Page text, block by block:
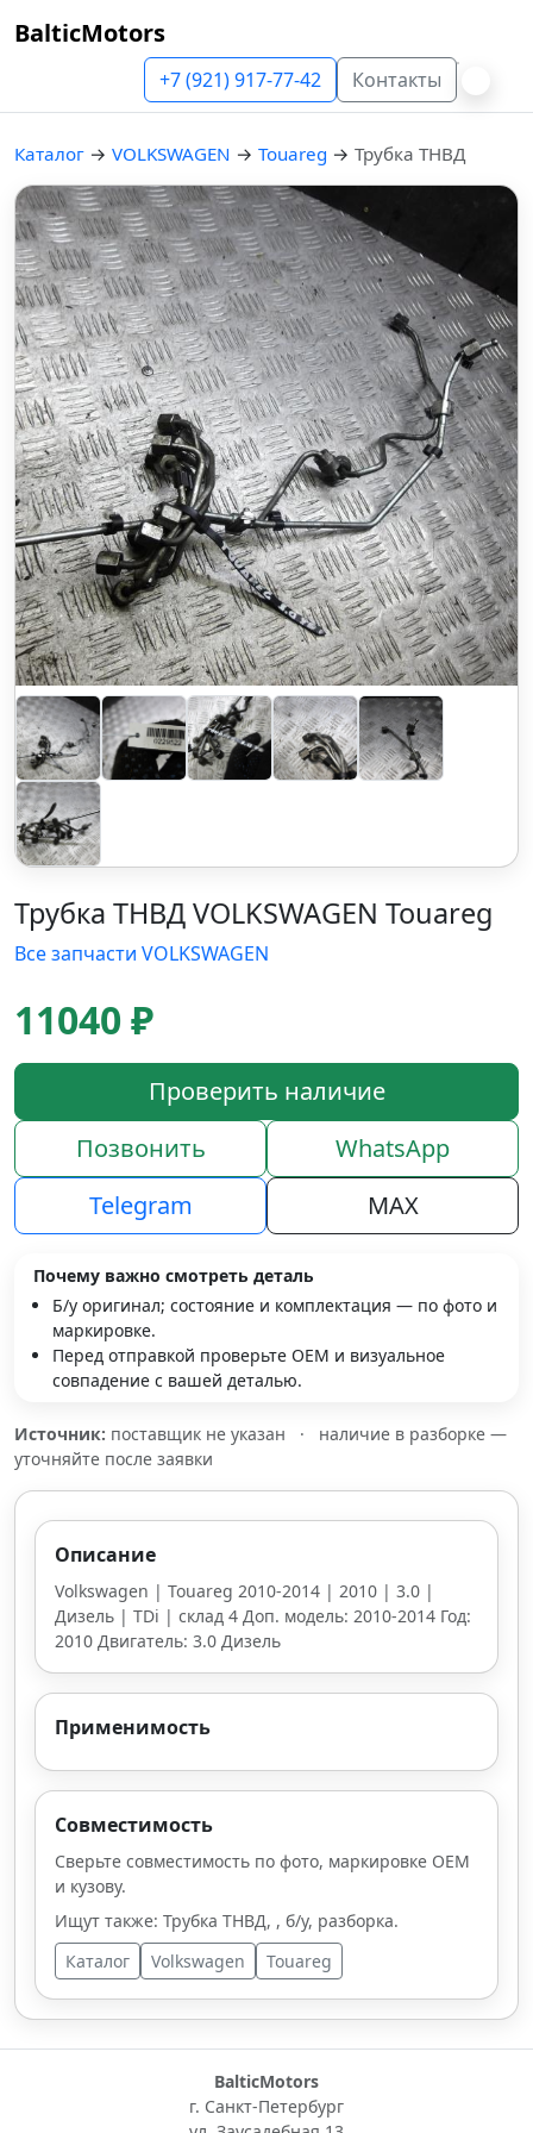
BalticMotors
+7 (921) 917-77-42 Контакты
Каталог → VOLKSWAGEN → Touareg → Трубка ТНВД
Трубка ТНВД VOLKSWAGEN Touareg
Все запчасти VOLKSWAGEN
11040 ₽
Проверить наличие
Позвонить
WhatsApp
Telegram
MAX
Почему важно смотреть деталь
Б/у оригинал; состояние и комплектация — по фото и
маркировке.
Перед отправкой проверьте OEM и визуальное
совпадение с вашей деталью.
Источник: поставщик не указан ·
наличие в разборке —
уточняйте после заявки
Описание
Volkswagen | Touareg 2010-2014 | 2010 | 3.0 |
Дизель | TDi | склад 4 Доп. модель: 2010-2014 Год:
2010 Двигатель: 3.0 Дизель
Применимость
Совместимость
Сверьте совместимость по фото, маркировке OEM
и кузову.
Ищут также: Трубка ТНВД, , б/у, разборка.
Каталог
Volkswagen Touareg
BalticMotors
г. Санкт-Петербург